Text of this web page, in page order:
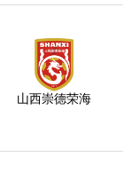
山西崇德荣海